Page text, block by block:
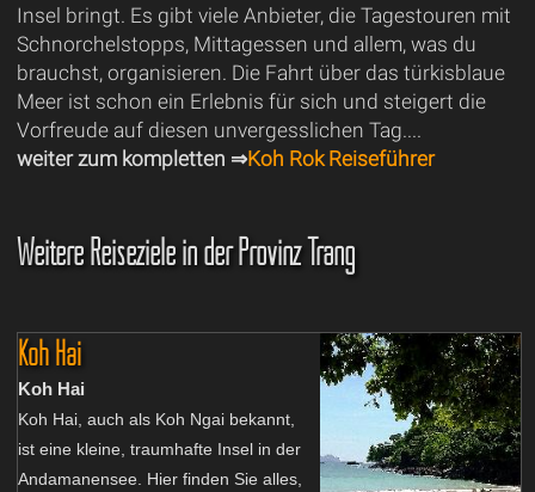
Insel bringt. Es gibt viele Anbieter, die Tagestouren mit
Schnorchelstopps, Mittagessen und allem, was du
brauchst, organisieren. Die Fahrt über das türkisblaue
Meer ist schon ein Erlebnis für sich und steigert die
Vorfreude auf diesen unvergesslichen Tag....
weiter zum kompletten ⇒Koh Rok Reiseführer
Weitere Reiseziele in der Provinz Trang
Koh Hai
Koh Hai
Koh Hai, auch als Koh Ngai bekannt,
ist eine kleine, traumhafte Insel in der
Andamanensee. Hier finden Sie alles,